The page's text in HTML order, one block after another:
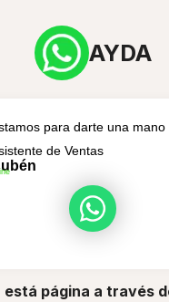
AYDA
para darte una mano
de Ventas
está página a través